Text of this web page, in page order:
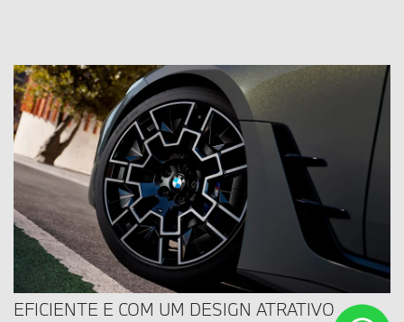
EFICIENTE E COM UM DESIGN ATRATIVO